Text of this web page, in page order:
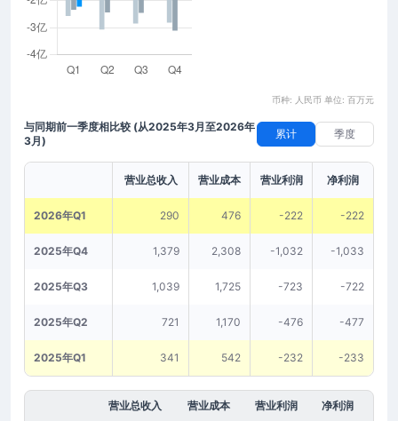
币种: 人民币 单位: 百万元
与同期前一季度相比较 (从2025年3月至2026年
3月)
累计 季度
营业总收入 营业成本 营业利润 净利润
2026年Q1 290 476 -222 -222
2025年Q4 1,379 2,308 -1,032 -1,033
2025年Q3 1,039 1,725 -723 -722
2025年Q2 721 1,170 -476 -477
2025年Q1 341 542 -232 -233
营业总收入 营业成本 营业利润 净利润